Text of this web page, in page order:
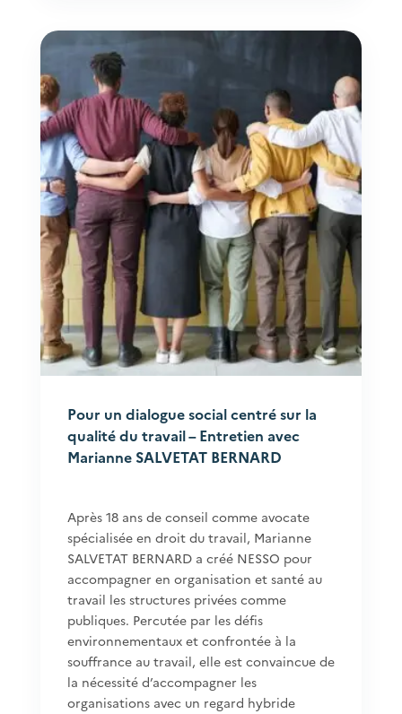
Pour un dialogue social centré sur la
qualité du travail – Entretien avec
Marianne SALVETAT BERNARD
Après 18 ans de conseil comme avocate
spécialisée en droit du travail, Marianne
SALVETAT BERNARD a créé NESSO pour
accompagner en organisation et santé au
travail les structures privées comme
publiques. Percutée par les défis
environnementaux et confrontée à la
souffrance au travail, elle est convaincue de
la nécessité d’accompagner les
organisations avec un regard hybride